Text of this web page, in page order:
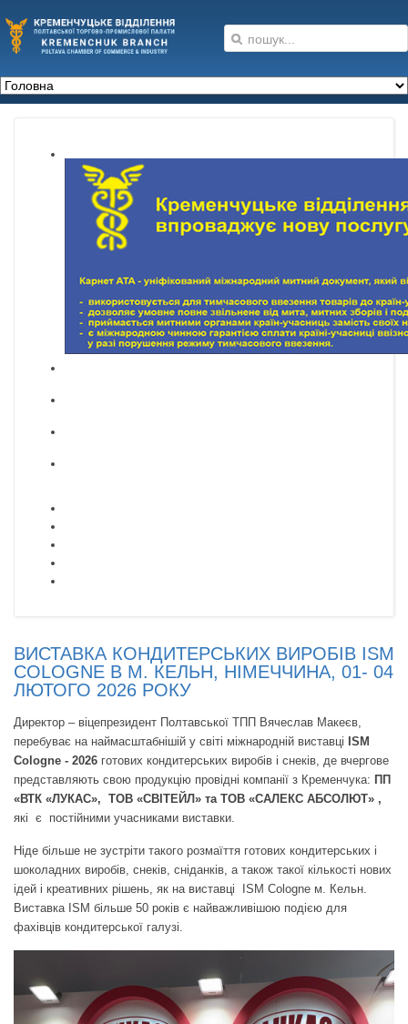
ВИСТАВКА КОНДИТЕРСЬКИХ ВИРОБІВ ISM
COLOGNE В М. КЕЛЬН, НІМЕЧЧИНА, 01- 04
ЛЮТОГО 2026 РОКУ
Директор – віцепрезидент Полтавської ТПП Вячеслав Макеєв,
перебуває на наймасштабнішій у світі міжнародній виставці ISM
Сologne - 2026 готових кондитерських виробів і снеків, де вчергове
представляють свою продукцію провідні компанії з Кременчука: ПП
«ВТК «ЛУКАС», ТОВ «СВІТЕЙЛ» та ТОВ «САЛЕКС АБСОЛЮТ» ,
які є постійними учасниками виставки.
Ніде більше не зустріти такого розмаїття готових кондитерських і
шоколадних виробів, снеків, сніданків, а також такої кількості нових
ідей і креативних рішень, як на виставці ISM Сologne м. Кельн.
Виставка ISM більше 50 років є найважливішою подією для
фахівців кондитерської галузі.